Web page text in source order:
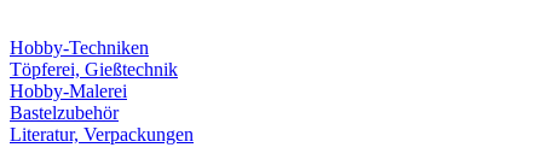
Hobby-Techniken
Töpferei, Gießtechnik
Hobby-Malerei
Bastelzubehör
Literatur, Verpackungen